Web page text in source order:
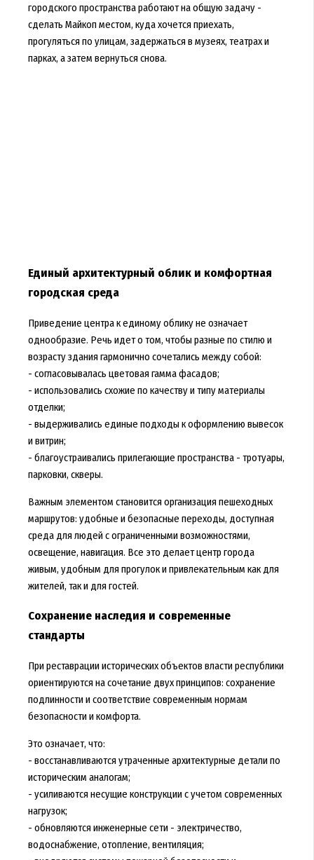
городского пространства работают на общую задачу -
сделать Майкоп местом, куда хочется приехать,
прогуляться по улицам, задержаться в музеях, театрах и
парках, а затем вернуться снова.
Единый архитектурный облик и комфортная
городская среда
Приведение центра к единому облику не означает
однообразие. Речь идет о том, чтобы разные по стилю и
возрасту здания гармонично сочетались между собой:
- согласовывалась цветовая гамма фасадов;
- использовались схожие по качеству и типу материалы
отделки;
- выдерживались единые подходы к оформлению вывесок
и витрин;
- благоустраивались прилегающие пространства - тротуары,
парковки, скверы.
Важным элементом становится организация пешеходных
маршрутов: удобные и безопасные переходы, доступная
среда для людей с ограниченными возможностями,
освещение, навигация. Все это делает центр города
живым, удобным для прогулок и привлекательным как для
жителей, так и для гостей.
Сохранение наследия и современные
стандарты
При реставрации исторических объектов власти республики
ориентируются на сочетание двух принципов: сохранение
подлинности и соответствие современным нормам
безопасности и комфорта.
Это означает, что:
- восстанавливаются утраченные архитектурные детали по
историческим аналогам;
- усиливаются несущие конструкции с учетом современных
нагрузок;
- обновляются инженерные сети - электричество,
водоснабжение, отопление, вентиляция;